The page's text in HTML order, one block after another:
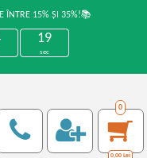
ÎNTRE 15% ȘI 35%!📚
19
sec
0
0,00 Lei